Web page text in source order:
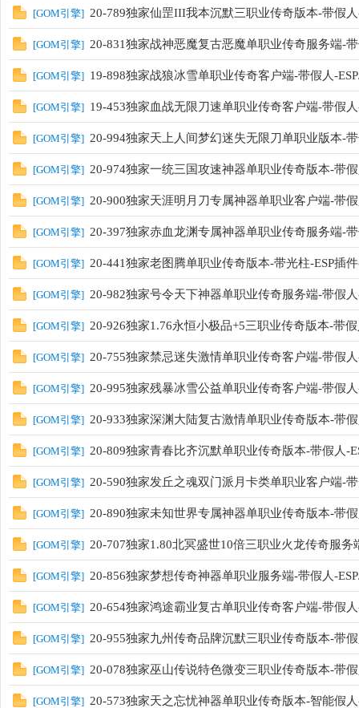
[GOM引擎] 20-789独家仙罡III我本沉默三职业传奇版本-带假
[GOM引擎] 20-831独家战神恶魔复古恶魔单职业传奇服务端-
[GOM引擎] 19-898独家战狼冰雪单职业传奇客户端-带假人-
[GOM引擎] 19-453独家血战无限刀速单职业传奇客户端-带假
[GOM引擎] 20-994独家天上人间梦幻迷失无限刀单职业版本-
[GOM引擎] 20-974独家一统三国攻速神器单职业传奇版本-带
[GOM引擎] 20-900独家天涯明月刀专属神器单职业客户端-带
[GOM引擎] 20-397独家赤血龙渊专属神器单职业传奇服务端-
[GOM引擎] 20-441独家老图腾单职业传奇版本-带光柱-ESP插
[GOM引擎] 20-982独家号令天下神器单职业传奇服务端-带假
[GOM引擎] 20-926独家1.76永恒小极品+5三职业传奇版本-带
[GOM引擎] 20-755独家禁忌迷失激情单职业传奇客户端-带假
[GOM引擎] 20-995独家残暴冰雪公益单职业传奇客户端-带假
[GOM引擎] 20-933独家深渊大陆复古激情单职业传奇版本-带
[GOM引擎] 20-809独家青春比齐沉默单职业传奇版本-带假人-
[GOM引擎] 20-590独家发丘之魂双门派月卡类单职业客户端-
[GOM引擎] 20-890独家未知世界专属神器单职业传奇版本-带
[GOM引擎] 20-707独家1.80北冥盛世10倍三职业火龙传奇服务
[GOM引擎] 20-856独家梦想传奇神器单职业服务端-带假人-
[GOM引擎] 20-654独家鸿途霸业复古单职业传奇客户端-带假
[GOM引擎] 20-955独家九州传奇品牌沉默三职业传奇版本-带
[GOM引擎] 20-078独家巫山传说特色微变三职业传奇版本-带
[GOM引擎] 20-573独家天之忘忧神器单职业传奇版本-智能假